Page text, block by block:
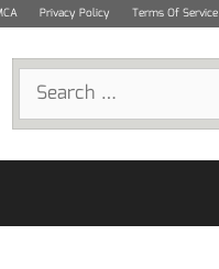
Privacy Policy Terms Of Service
Search
for: